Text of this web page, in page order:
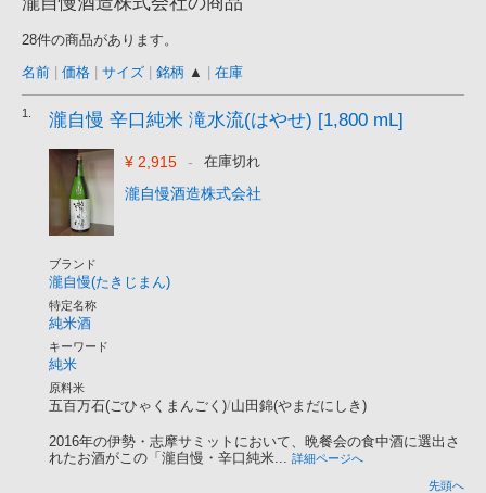
28件の商品があります。
名前
価格 サイズ 銘柄 ▲ 在庫
1. 瀧自慢 辛口純米 滝水流(はやせ) [1,800 mL]
¥ 2,915 - 在庫切れ
瀧自慢酒造株式会社
ブランド
瀧自慢(たきじまん)
特定名称
純米酒
キーワード
純米
原料米
五百万石(ごひゃくまんごく)/山田錦(やまだにしき)
2016年の伊勢・志摩サミットにおいて、晩餐会の食中酒に選出さ
れたお酒がこの「瀧自慢・辛口純米... 詳細ページへ
先頭へ